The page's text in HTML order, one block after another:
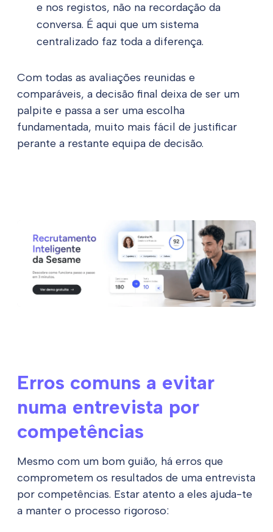
e nos registos, não na recordação da
conversa. É aqui que um sistema
centralizado faz toda a diferença.
Com todas as avaliações reunidas e
comparáveis, a decisão final deixa de ser um
palpite e passa a ser uma escolha
fundamentada, muito mais fácil de justificar
perante a restante equipa de decisão.
Erros comuns a evitar
numa entrevista por
competências
Mesmo com um bom guião, há erros que
comprometem os resultados de uma entrevista
por competências. Estar atento a eles ajuda-te
a manter o processo rigoroso: